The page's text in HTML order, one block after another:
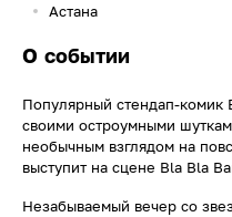
Астана
О событии
Популярный стендап-комик
своими остроумными
необычным взглядом на
выступит на сцене Bla Bla
Незабываемый вечер со